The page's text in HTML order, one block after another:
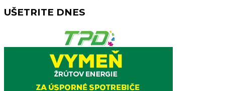
UŠETRITE DNES